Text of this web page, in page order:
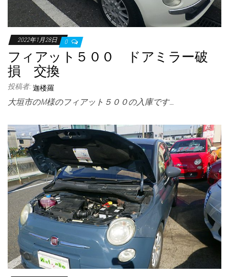
2022年1月28日 0
フィアット５００ ドアミラー破
損 交換
投稿者: 迦楼羅
大垣市のM様のフィアット５００の入庫です…